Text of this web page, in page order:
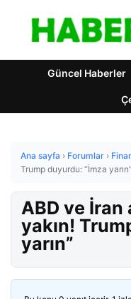
Güncel Haberler
Ana sayfa › Forumlar ›
Trump duyurdu: “İmza yarın”
ABD ve
yakın!
yarın”